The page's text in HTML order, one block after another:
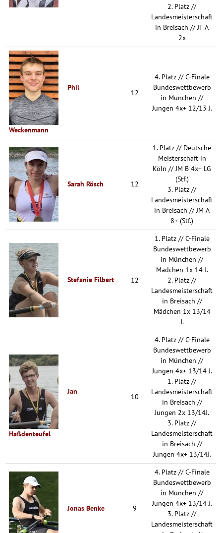
2. Platz //
Landesmeisterschaft
in Breisach // JF A
2x
Phil
Weckenmann
12
4. Platz // C-Finale
Bundeswettbewerb
in München //
Jungen 4x+ 12/13 J.
Sarah Rösch 12
1. Platz // Deutsche
Meisterschaft in
Köln // JM B 4x+ LG
(Stf.)
3. Platz //
Landesmeisterschaft
in Breisach // JM A
8+ (Stf.)
Stefanie Filbert 12
1. Platz // C-Finale
Bundeswettbewerb
in München //
Mädchen 1x 14 J.
2. Platz //
Landesmeisterschaft
in Breisach //
Mädchen 1x 13/14
J.
Jan
Haßdenteufel
10
4. Platz // C-Finale
Bundeswettbewerb
in München //
Jungen 4x+ 13/14 J.
1. Platz //
Landesmeisterschaft
in Breisach //
Jungen 2x 13/14J.
3. Platz //
Landesmeisterschaft
in Breisach //
Jungen 4x+ 13/14J.
Jonas Benke 9
4. Platz // C-Finale
Bundeswettbewerb
in München //
Jungen 4x+ 13/14 J.
3. Platz //
Landesmeisterschaft